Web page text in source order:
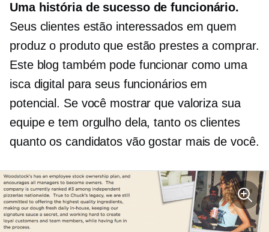
Uma história de sucesso de funcionário.
Seus clientes estão interessados ​​em quem
produz o produto que estão prestes a comprar.
Este blog também pode funcionar como uma
isca digital para seus funcionários em
potencial. Se você mostrar que valoriza sua
equipe e tem orgulho dela, tanto os clientes
quanto os candidatos vão gostar mais de você.